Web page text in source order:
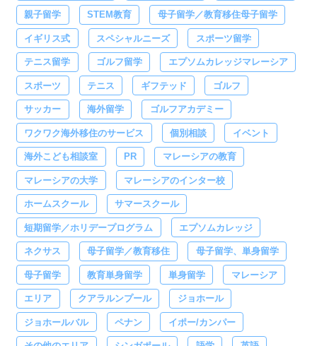
親子留学 STEM教育 母子留学／教育移住母子留学
イギリス式 スペシャルニーズ スポーツ留学
テニス留学 ゴルフ留学 エプソムカレッジマレーシア
スポーツ テニス ギフテッド ゴルフ
サッカー 海外留学 ゴルフアカデミー
ワクワク海外移住のサービス 個別相談 イベント
海外こども相談室 PR マレーシアの教育
マレーシアの大学 マレーシアのインター校
ホームスクール サマースクール
短期留学／ホリデープログラム エプソムカレッジ
ネクサス 母子留学／教育移住 母子留学、単身留学
母子留学 教育単身留学 単身留学 マレーシア
エリア クアラルンプール ジョホール
ジョホールバル ペナン イポー/カンパー